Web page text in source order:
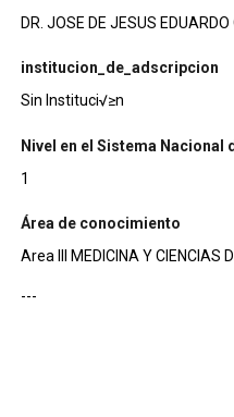
DR. JOSE DE JESUS
institucion_de_adscripcion
Sin Instituci√≥n
Nivel en el Sistema Nacional
1
Área de conocimiento
Area III MEDICINA Y
---